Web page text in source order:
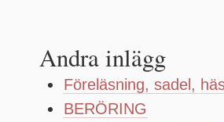
Andra inlägg
Föreläsning, sadel,
BERÖRING